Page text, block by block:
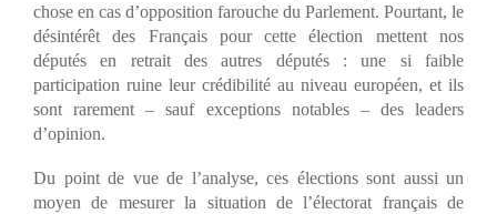
chose en cas d’opposition farouche du Parlement. Pourtant, le
désintérêt des Français pour cette élection mettent nos
députés en retrait des autres députés : une si faible
participation ruine leur crédibilité au niveau européen, et ils
sont rarement – sauf exceptions notables – des leaders
d’opinion.
Du point de vue de l’analyse, ces élections sont aussi un
moyen de mesurer la situation de l’électorat français de